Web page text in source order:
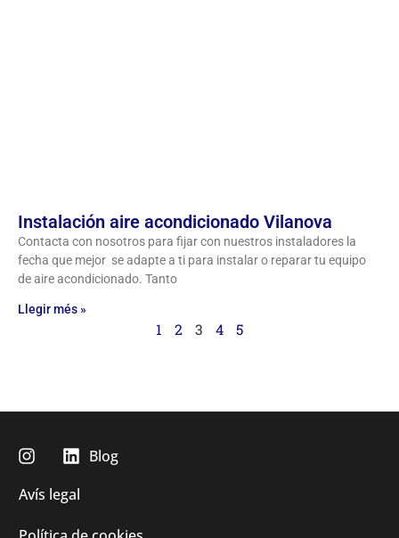
Instalación aire acondicionado Vilanova
Contacta con nosotros para fijar con nuestros instaladores la
fecha que mejor se adapte a ti para instalar o reparar tu equipo
de aire acondicionado. Tanto
Llegir més »
1 2 3 4 5
Blog
Avís legal